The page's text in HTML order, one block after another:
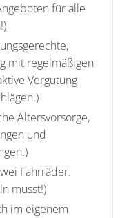
für alle
mit regelmäßigen
Vergütung
Altersvorsorge,
und
Fahrräder.
musst!)
im eigenem